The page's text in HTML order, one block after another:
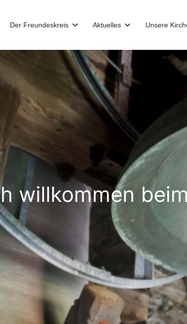
Der Freundeskreis Aktuelles Unsere
willkommen